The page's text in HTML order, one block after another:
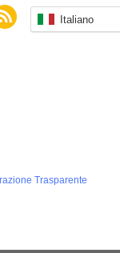
Italiano
Trasparente